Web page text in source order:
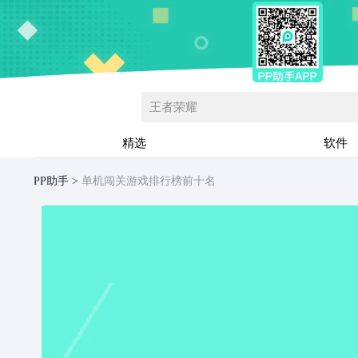
王者荣耀
精选 软件
PP助手 单机闯关游戏排行榜前十名